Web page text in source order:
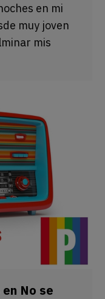
en mi
muy joven
mis
No se